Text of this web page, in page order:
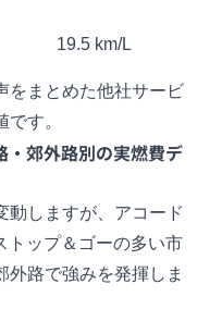
19.5 km/L
をまとめた他社サービ
す。
・郊外路別の実燃費デ
動しますが、アコード
トップ＆ゴーの多い市
外路で強みを発揮しま